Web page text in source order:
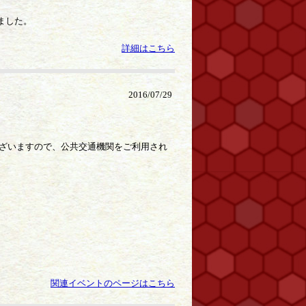
した。
詳細はこちら
2016/07/29
いますので、公共交通機関をご利用され
関連イベントのページはこちら